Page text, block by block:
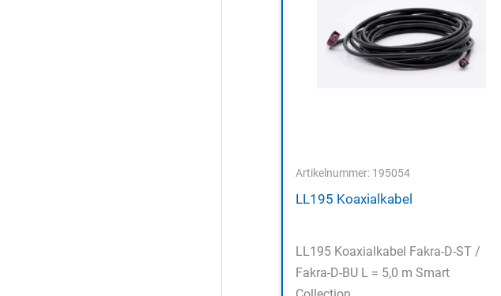
Artikelnummer: 195054
LL195 Koaxialkabel
LL195 Koaxialkabel Fakra-D-ST /
Fakra-D-BU L = 5,0 m Smart